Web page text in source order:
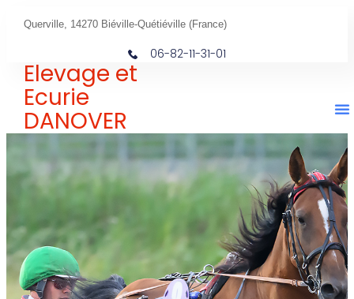
Querville, 14270 Biéville-Quétiéville (France)
06-82-11-31-01
Elevage et
Ecurie
DANOVER